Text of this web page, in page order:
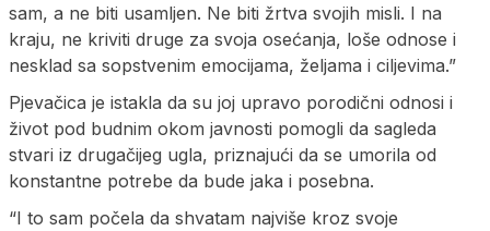
sam, a ne biti usamljen. Ne biti žrtva svojih misli. I na
kraju, ne kriviti druge za svoja osećanja, loše odnose i
nesklad sa sopstvenim emocijama, željama i ciljevima.”
Pjevačica je istakla da su joj upravo porodični odnosi i
život pod budnim okom javnosti pomogli da sagleda
stvari iz drugačijeg ugla, priznajući da se umorila od
konstantne potrebe da bude jaka i posebna.
“I to sam počela da shvatam najviše kroz svoje